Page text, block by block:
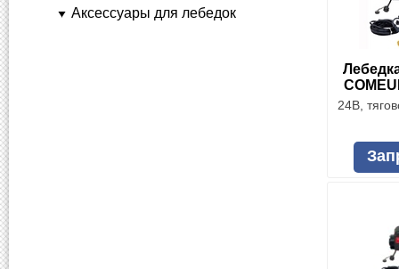
Аксессуары для лебедок
24В,